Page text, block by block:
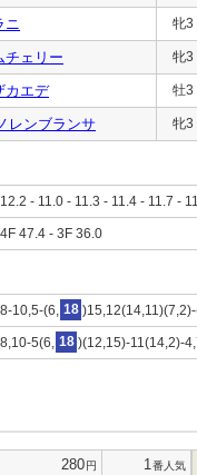
ニ 牝3
チェリー 牝3
カエデ 牡3
レンブランサ 牝3
12.2 - 11.0 - 11.3 - 11.4 - 11.7 -
4F 47.4 - 3F 36.0
8-10,5-(6, 18
8,10-5(6, 18 )(12,15)-11(14,2)-
280円 1 番人気